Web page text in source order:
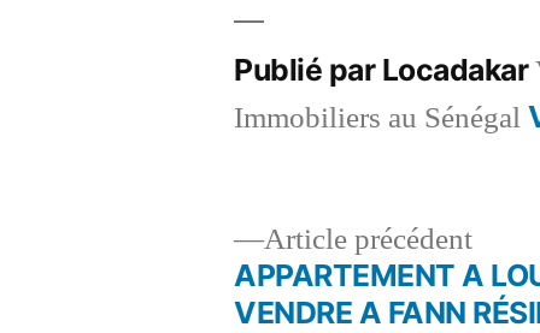
Publié par Locadakar
Immobiliers au Sénégal
Navigation
Article précédent
APPARTEMENT A
VENDRE A FANN